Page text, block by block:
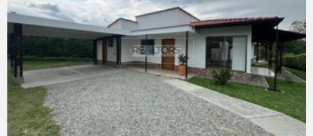
VIEW DETAILS